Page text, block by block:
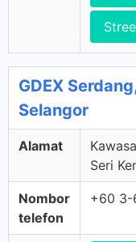
GDEX
Selangor
Alamat
Seri
Nombor
telefon
+60 3-